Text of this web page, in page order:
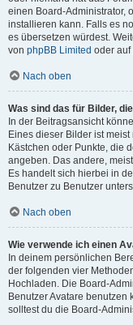
einen Board-Administrator,
installieren kann. Falls es
es übersetzen würdest.
von phpBB Limited oder auf
Nach oben
Was sind das für Bilder,
In der Beitragsansicht
Eines dieser Bilder ist
Kästchen oder Punkte, die
angeben. Das andere,
Es handelt sich hierbei in
Benutzer zu Benutzer
Nach oben
Wie verwende ich einen
In deinem persönlichen
der folgenden vier
Hochladen. Die Board-
Benutzer Avatare benutzen
solltest du die Board-